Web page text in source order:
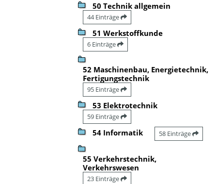
50 Technik allgemein
44 Einträge
51 Werkstoffkunde
6 Einträge
52 Maschinenbau, Energietechnik,
Fertigungstechnik
95 Einträge
53 Elektrotechnik
59 Einträge
54 Informatik 58 Einträge
55 Verkehrstechnik,
Verkehrswesen
23 Einträge